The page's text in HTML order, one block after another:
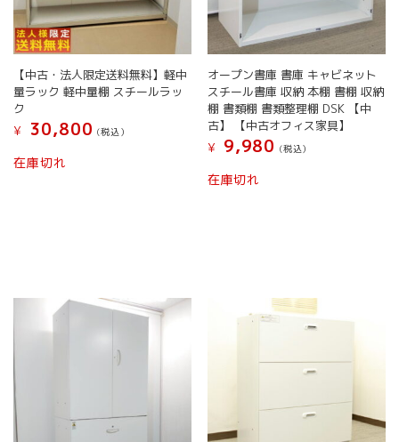
【中古・法人限定送料無料】軽中
量ラック 軽中量棚 スチールラッ
ク
¥
30,800 (税込）
在庫切れ
オープン書庫 書庫 キャビネット
スチール書庫 収納 本棚 書棚 収納
棚 書類棚 書類整理棚 DSK 【中
古】 【中古オフィス家具】
¥
9,980 (税込）
在庫切れ